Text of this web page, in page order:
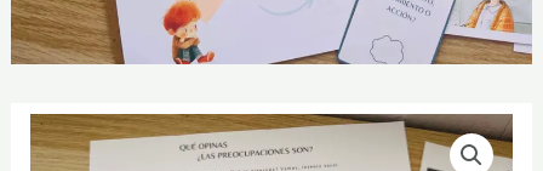
Trabajando
las